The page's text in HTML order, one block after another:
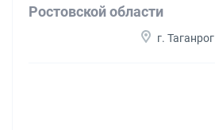
Ростовской области
г. Таганрог